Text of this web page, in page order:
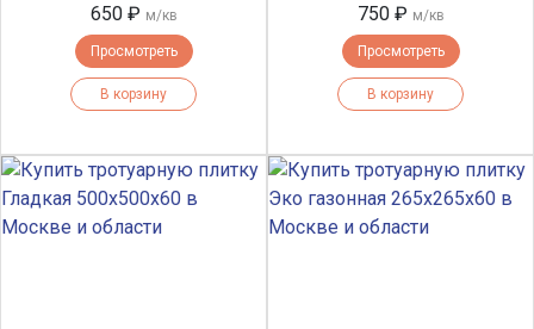
650 ₽ м/кв
Просмотреть
В корзину
750 ₽ м/кв
Просмотреть
В корзину